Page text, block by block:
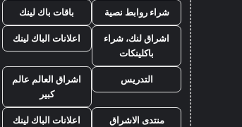
شراء روابط نصية باقات باك لينك
اشراق لنك، شراء
باكلينكات
اعلانات الباك لينك
التدريس
اشراق العالم عالم
كبير
منتدى الاشراق اعلانات الباك لينك